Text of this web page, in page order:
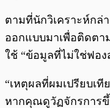
ตามที่นักวิเคราะห์กล่
ออกแบบมาเพื่อติดต
ใช้ “ข้อมูลที่ไม่ใช่ฟอง
“เหตุผลที่ผมเปรียบเที
หากคุณดูวัฏจักรการ